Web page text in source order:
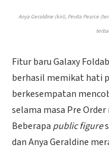
Anya Geraldine (kiri), Pevita Pearce
Fitur baru Galaxy
berhasil memikat hati
berkesempatan
selama masa Pre
Beberapa public figure
dan Anya Geraldine